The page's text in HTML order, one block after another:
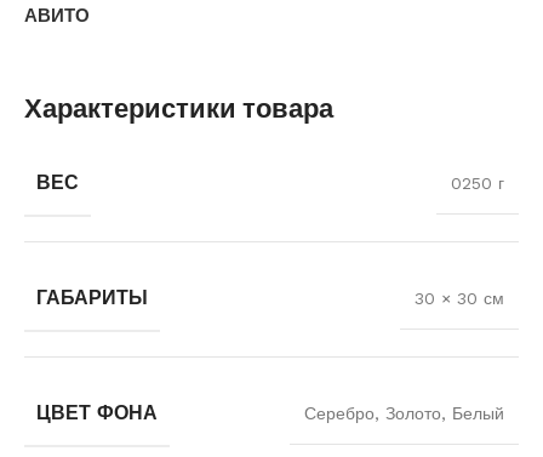
АВИТО
Характеристики товара
ВЕС 0250 г
ГАБАРИТЫ 30 × 30 см
ЦВЕТ ФОНА Серебро, Золото, Белый